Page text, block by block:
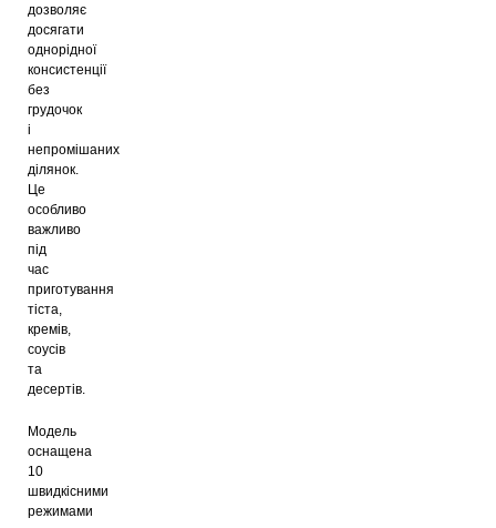
дозволяє
досягати
однорідної
консистенції
без
грудочок
і
непромішаних
ділянок.
Це
особливо
важливо
під
час
приготування
тіста,
кремів,
соусів
та
десертів.
Модель
оснащена
10
швидкісними
режимами